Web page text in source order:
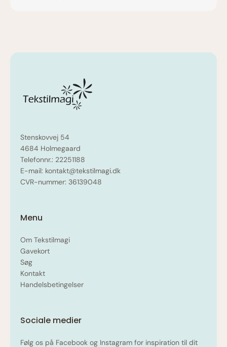
Stenskovvej 54
4684 Holmegaard
Telefonnr.: 22251188
E-mail: kontakt@tekstilmagi.dk
CVR-nummer: 36139048
Menu
Om Tekstilmagi
Gavekort
Søg
Kontakt
Handelsbetingelser
Sociale medier
Følg os på Facebook og Instagram for inspiration til dit